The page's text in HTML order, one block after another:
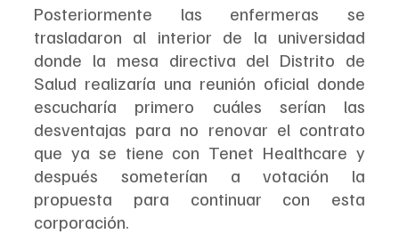
Posteriormente las enfermeras se
trasladaron al interior de la universidad
donde la mesa directiva del Distrito de
Salud realizaría una reunión oficial donde
escucharía primero cuáles serían las
desventajas para no renovar el contrato
que ya se tiene con Tenet Healthcare y
después someterían a votación la
propuesta para continuar con esta
corporación.